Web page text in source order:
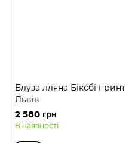
Блуза лляна Біксбі принт
Львів
2 580 грн
В наявності